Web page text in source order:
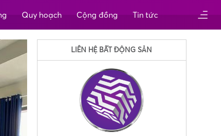
Quy hoạch Cộng đồng Tin tức
LIÊN HỆ BẤT ĐỘNG SẢN